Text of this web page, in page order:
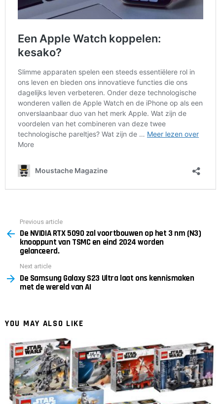
more
Previous article
De NVIDIA RTX 5090 zal voortbouwen op het 3 nm (N3)
knooppunt van TSMC en eind 2024 worden
gelanceerd.
Next article
De Samsung Galaxy S23 Ultra laat ons kennismaken
met de wereld van AI
YOU MAY ALSO LIKE